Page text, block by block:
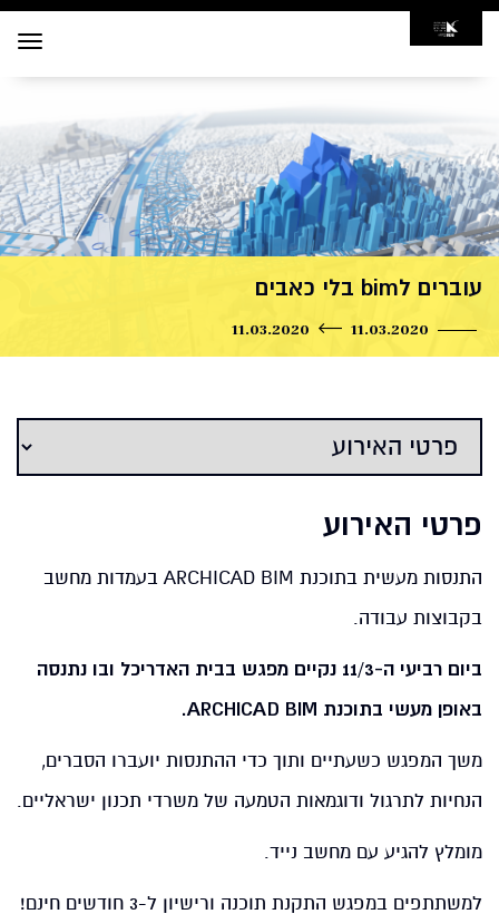
Toggle
עוברים לbim בלי כאבים
פרטי האירוע
התנסות מעשית בתוכנת ARCHICAD BIM בעמדות מחשב
בקבוצות עבודה.
ביום רביעי ה-11/3 נקיים מפגש בבית האדריכל ובו נתנסה
באופן מעשי בתוכנת ARCHICAD BIM.
משך המפגש כשעתיים ותוך כדי ההתנסות יועברו הסברים,
הנחיות לתרגול ודוגמאות הטמעה של משרדי תכנון ישראליים.
מומלץ להגיע עם מחשב נייד.
למשתתפים במפגש התקנת תוכנה ורישיון ל-3 חודשים חינם!